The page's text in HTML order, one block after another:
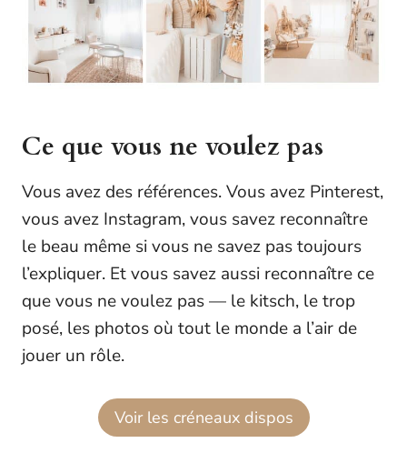
Ce que vous ne voulez pas
Vous avez des références. Vous avez Pinterest,
vous avez Instagram, vous savez reconnaître
le beau même si vous ne savez pas toujours
l’expliquer. Et vous savez aussi reconnaître ce
que vous ne voulez pas — le kitsch, le trop
posé, les photos où tout le monde a l’air de
jouer un rôle.
Voir les créneaux dispos